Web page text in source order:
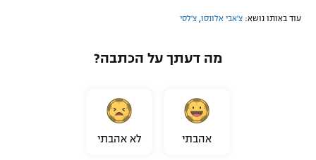
עוד באותו נושא: צ'אבי אלונסו צ'לסי
מה דעתך על הכתבה?
אהבתי לא אהבתי